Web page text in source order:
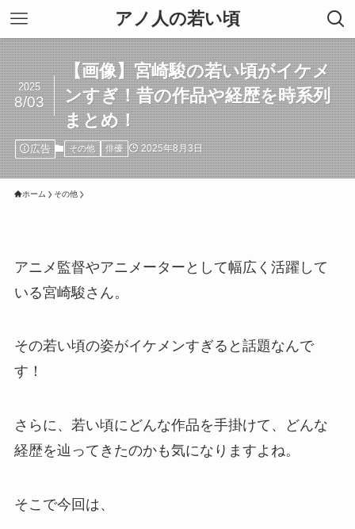
アノ人の若い頃
【画像】宮崎駿の若い頃がイケメ
ンすぎ！昔の作品や経歴を時系列
まとめ！
2025
8/03
広告 その他 俳優 2025年8月3日
ホーム その他
アニメ監督やアニメーターとして幅広く活躍して
いる宮崎駿さん。
その若い頃の姿がイケメンすぎると話題なんで
す！
さらに、若い頃にどんな作品を手掛けて、どんな
経歴を辿ってきたのかも気になりますよね。
そこで今回は、